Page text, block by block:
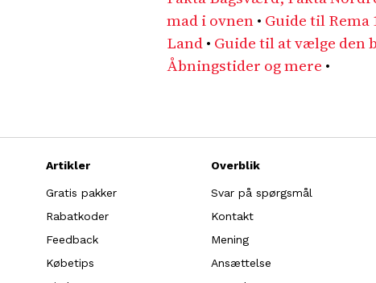
mad i ovnen• Guide til Rema
Land• Guide til at vælge den
Åbningstider og mere •
Artikler
Gratis pakker
Rabatkoder
Feedback
Købetips
Overblik
Svar på spørgsmål
Kontakt
Mening
Ansættelse